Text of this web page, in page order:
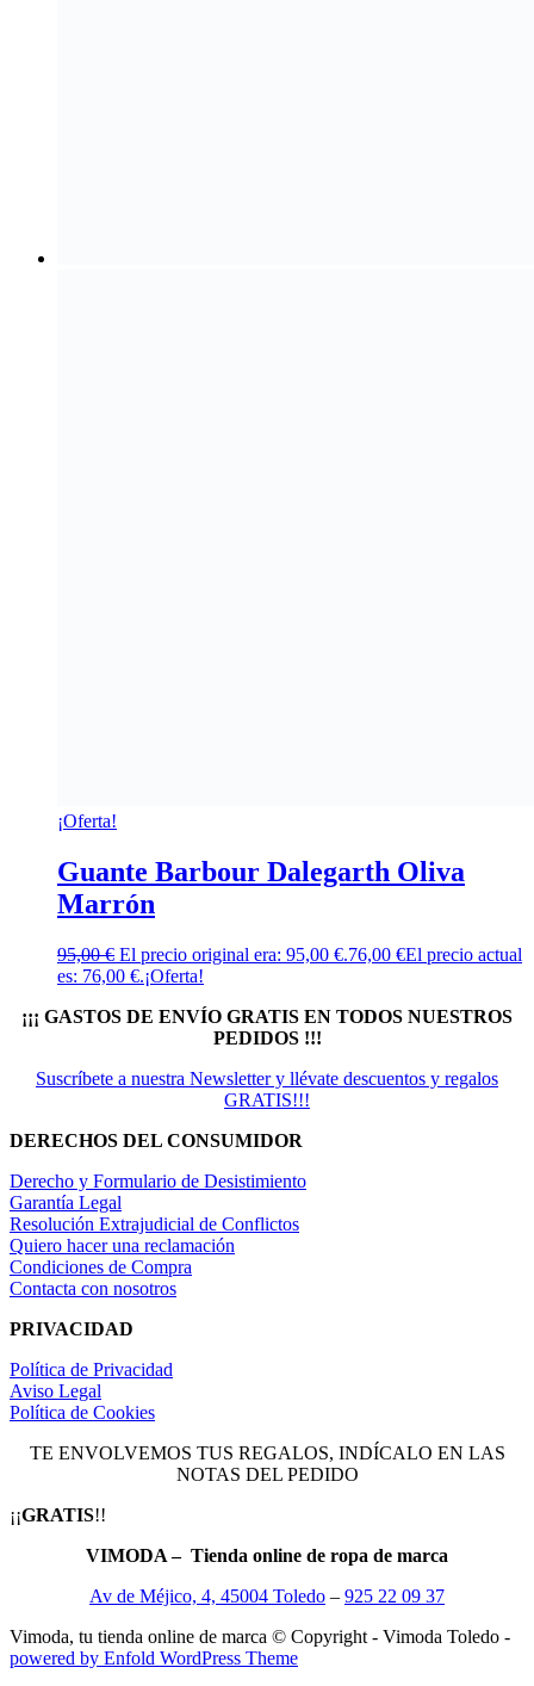
¡Oferta!
Guante Barbour Dalegarth Oliva
Marrón
95,00€ El precio original era: 95,00 €.76,00 €El precio actual
es: 76,00 €.¡Oferta!
¡¡¡ GASTOS DE ENVÍO GRATIS EN TODOS NUESTROS
PEDIDOS !!!
Suscríbete a nuestra Newsletter y llévate descuentos y regalos
GRATIS!!!
DERECHOS DEL CONSUMIDOR
Derecho y Formulario de Desistimiento
Garantía Legal
Resolución Extrajudicial de Conflictos
Quiero hacer una reclamación
Condiciones de Compra
Contacta con nosotros
PRIVACIDAD
Política de Privacidad
Aviso Legal
Política de Cookies
TE ENVOLVEMOS TUS REGALOS, INDÍCALO EN LAS
NOTAS DEL PEDIDO
¡¡GRATIS!!
VIMODA – Tienda online de ropa de marca
Av de Méjico, 4, 45004 Toledo – 925 22 09 37
Vimoda, tu tienda online de marca © Copyright - Vimoda Toledo -
powered by Enfold WordPress Theme